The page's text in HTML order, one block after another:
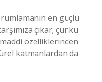
en güçlü
çıkar; çünkü
özelliklerinden
katmanlardan da